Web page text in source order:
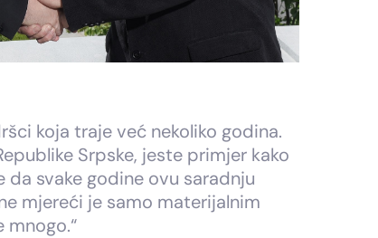
koja traje već nekoliko godina.
Srpske, jeste primjer kako
svake godine ovu saradnju
mjereći je samo materijalnim